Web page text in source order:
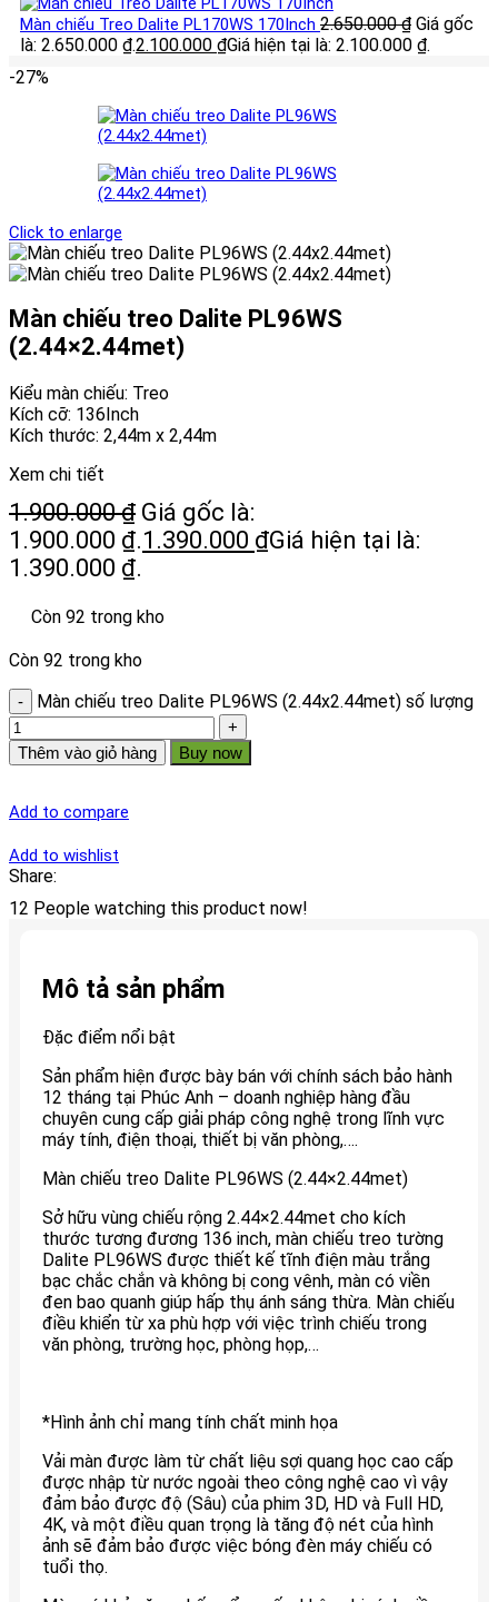
Màn chiếu Treo Dalite PL170WS 170Inch 2.650.000₫ Giá gốc
là: 2.650.000 ₫.2.100.000 ₫Giá hiện tại là: 2.100.000 ₫.
-27%
Click to enlarge
Màn chiếu treo Dalite PL96WS
(2.44×2.44met)
Kiểu màn chiếu: Treo
Kích cỡ: 136Inch
Kích thước: 2,44m x 2,44m
Xem chi tiết
1.900.000₫ Giá gốc là:
1.900.000 ₫.1.390.000 ₫Giá hiện tại là:
1.390.000 ₫.
Còn 92 trong kho
Còn 92 trong kho
Màn chiếu treo Dalite PL96WS (2.44x2.44met) số lượng
Thêm vào giỏ hàng Buy now
Add to compare
Add to wishlist
Share:
12 People watching this product now!
Mô tả sản phẩm
Đặc điểm nổi bật
Sản phẩm hiện được bày bán với chính sách bảo hành
12 tháng tại Phúc Anh – doanh nghiệp hàng đầu
chuyên cung cấp giải pháp công nghệ trong lĩnh vực
máy tính, điện thoại, thiết bị văn phòng,….
Màn chiếu treo Dalite PL96WS (2.44×2.44met)
Sở hữu vùng chiếu rộng 2.44×2.44met cho kích
thước tương đương 136 inch, màn chiếu treo tường
Dalite PL96WS được thiết kế tĩnh điện màu trắng
bạc chắc chắn và không bị cong vênh, màn có viền
đen bao quanh giúp hấp thụ ánh sáng thừa. Màn chiếu
điều khiển từ xa phù hợp với việc trình chiếu trong
văn phòng, trường học, phòng họp,…
*Hình ảnh chỉ mang tính chất minh họa
Vải màn được làm từ chất liệu sợi quang học cao cấp
được nhập từ nước ngoài theo công nghệ cao vì vậy
đảm bảo được độ (Sâu) của phim 3D, HD và Full HD,
4K, và một điều quan trọng là tăng độ nét của hình
ảnh sẽ đảm bảo được việc bóng đèn máy chiếu có
tuổi thọ.